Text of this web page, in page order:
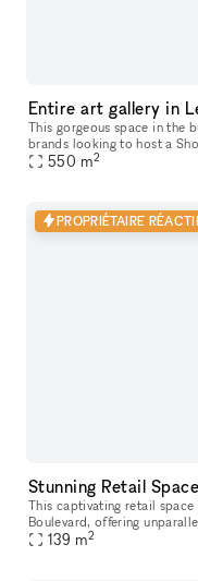
Entire art gallery in
This gorgeous space in the
brands looking to host a Showroom
entrance that creates a
550 m2
PROPRIÉTAIRE
Stunning Retail
This captivating retail
Boulevard, offering
139 m2